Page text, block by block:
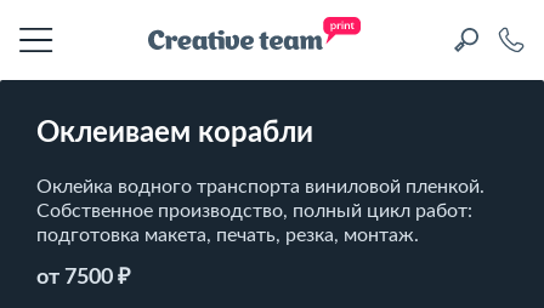
Оклеиваем корабли
Оклейка водного транспорта виниловой пленкой.
Собственное производство, полный цикл работ:
подготовка макета, печать, резка, монтаж.
от 7500 ₽